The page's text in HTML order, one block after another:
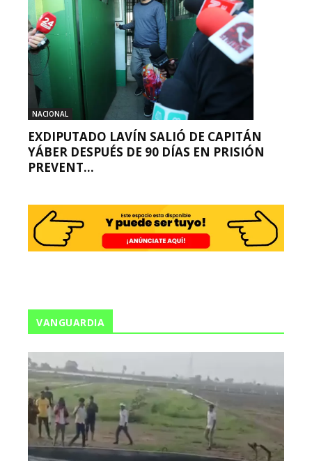
NACIONAL
EXDIPUTADO LAVÍN SALIÓ DE CAPITÁN
YÁBER DESPUÉS DE 90 DÍAS EN PRISIÓN
PREVENT...
VANGUARDIA